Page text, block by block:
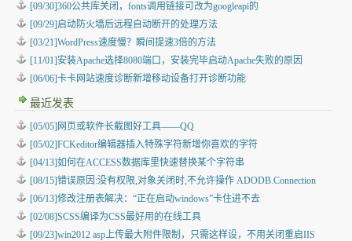
[09/30]360公共库关闭，fonts调用链接可改为googleapi的
[09/29]启动防火墙后远程自动断开的处理方法
[03/21]WordPress速度慢？瞬间提速3倍的方法
[11/01]安装Apache选择8080端口，安装完毕启动Apache失败的原因
[06/06]卡卡网站速度诊断新增移动设备打开诊断功能
最近发表
[05/05] 网页或软件长截图好工具——QQ
[05/02]FCKeditor编辑器插入特殊字符新增你喜欢的字符
[04/13]如何在ACCESS数据库里快速替换某个字符串
[08/15]错误原因:没有权限,对象关闭时,不允许操作 ADODB.Connection
[06/13]修改注册表解决：“正在启动windows”卡住进不去
[02/08]SCSS编译为CSS最好用的在线工具
[09/23]win2012 asp上传最大附件限制，只需这样设，不用关闭重启IIS